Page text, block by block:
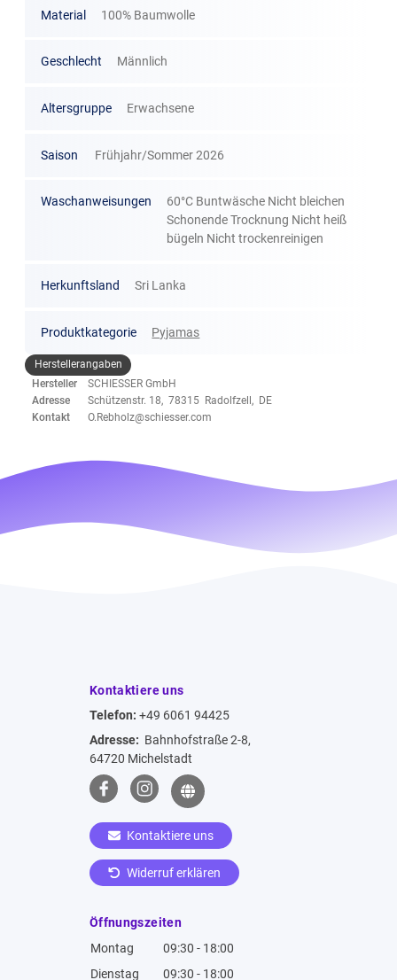
Material 100% Baumwolle
Geschlecht Männlich
Altersgruppe Erwachsene
Saison Frühjahr/Sommer 2026
Waschanweisungen
60°C Buntwäsche Nicht bleichen
Schonende Trocknung Nicht heiß
bügeln Nicht trockenreinigen
Herkunftsland Sri Lanka
Produktkategorie Pyjamas
Herstellerangaben
Hersteller
SCHIESSER GmbH
Adresse
Schützenstr. 18, 78315 Radolfzell, DE
Kontakt
O.Rebholz@schiesser.com
Kontaktiere uns
Telefon: +49 6061 94425
Adresse: Bahnhofstraße 2-8,
64720 Michelstadt
Kontaktiere uns
Widerruf erklären
Öffnungszeiten
Montag
09:30 - 18:00
Dienstag
09:30 - 18:00